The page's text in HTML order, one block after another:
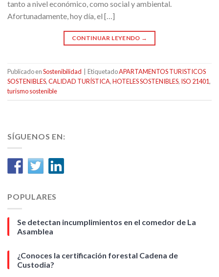
tanto a nivel económico, como social y ambiental.
Afortunadamente, hoy día, el […]
CONTINUAR LEYENDO →
Publicado enSostenibilidad EtiquetadoAPARTAMENTOS TURISTICOS
SOSTENIBLES,CALIDAD TURÍSTICA,HOTELES SOSTENIBLES, ISO 21401,
turismo sostenible
SÍGUENOS EN:
POPULARES
Se detectan incumplimientos en el comedor de La
Asamblea
¿Conoces la certificación forestal Cadena de
Custodia?